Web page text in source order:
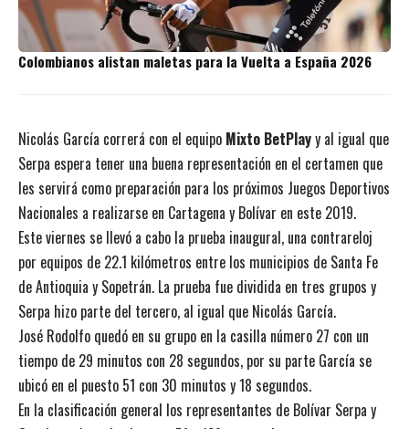
Colombianos alistan maletas para la Vuelta a España 2026
Nicolás García correrá con el equipo Mixto BetPlayy al igual que
Serpa espera tener una buena representación en el certamen que
les servirá como preparación para los próximos Juegos Deportivos
Nacionales a realizarse en Cartagena y Bolívar en este 2019.
Este viernes se llevó a cabo la prueba inaugural, una contrareloj
por equipos de 22.1 kilómetros entre los municipios de Santa Fe
de Antioquia y Sopetrán. La prueba fue dividida en tres grupos y
Serpa hizo parte del tercero, al igual que Nicolás García.
José Rodolfo quedó en su grupo en la casilla número 27 con un
tiempo de 29 minutos con 28 segundos, por su parte García se
ubicó en el puesto 51 con 30 minutos y 18 segundos.
En la clasificación general los representantes de Bolívar Serpa y